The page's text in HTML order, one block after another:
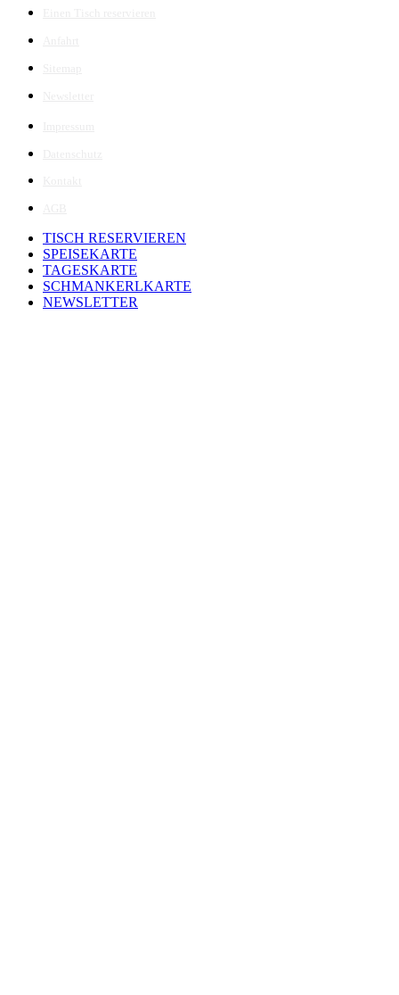
TISCH RESERVIEREN
SPEISEKARTE
TAGESKARTE
SCHMANKERLKARTE
NEWSLETTER